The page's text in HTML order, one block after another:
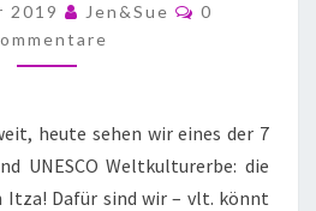
2019 Jen&Sue
0
heute sehen wir eines der 7
UNESCO Weltkulturerbe: die
Itza! Dafür sind wir – vlt. könnt